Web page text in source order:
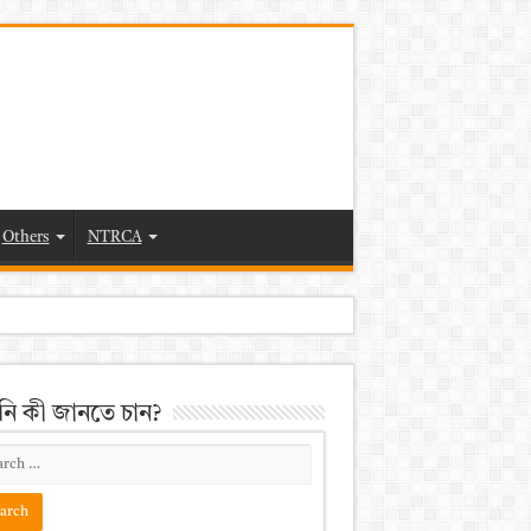
Others NTRCA
কী জানতে চান?